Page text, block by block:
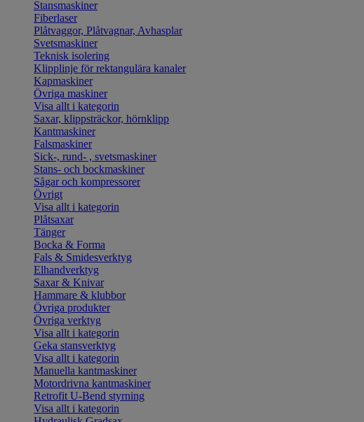
Stansmaskiner
Fiberlaser
Plåtvaggor, Plåtvagnar, Avhasplar
Svetsmaskiner
Teknisk isolering
Klipplinje för rektangulära kanaler
Kapmaskiner
Övriga maskiner
Visa allt i kategorin
Saxar, klippsträckor, hörnklipp
Kantmaskiner
Falsmaskiner
Sick-, rund- , svetsmaskiner
Stans- och bockmaskiner
Sågar och kompressorer
Övrigt
Visa allt i kategorin
Plåtsaxar
Tänger
Bocka & Forma
Fals & Smidesverktyg
Elhandverktyg
Saxar & Knivar
Hammare & klubbor
Övriga produkter
Övriga verktyg
Visa allt i kategorin
Geka stansverktyg
Visa allt i kategorin
Manuella kantmaskiner
Motordrivna kantmaskiner
Retrofit U-Bend styrning
Visa allt i kategorin